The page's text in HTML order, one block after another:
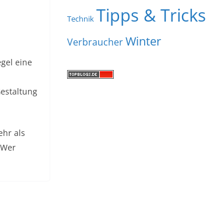
eine
als
Technik Tipps & Tricks
VerbraucherWinter